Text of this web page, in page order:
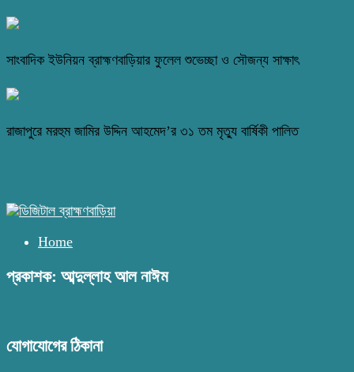
সাংবাদিক ইউনিয়ন ব্রাহ্মণবাড়িয়ার ফুলেল শুভেচ্ছা ও সৌজন্য সাক্ষাৎ
রাজাপুরে মরহুম জামির উদ্দিন আহমেদ’র ৩১ তম মৃত্যু বার্ষিকী পালিত
Home
প্রকাশক: আব্দুল্লাহ আল নাঈম
যোগাযোগের ঠিকানা